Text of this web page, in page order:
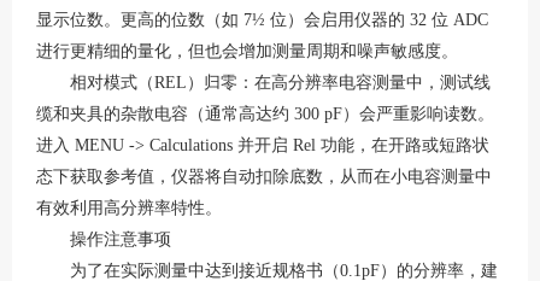
显示位数。更高的位数（如 7½ 位）会启用仪器的 32 位 ADC
进行更精细的量化，但也会增加测量周期和噪声敏感度。
相对模式（REL）归零 ：在高分辨率电容测量中，测试线
缆和夹具的杂散电容（通常高达约 300 pF）会严重影响读数。
进入 MENU -> Calculations 并开启 Rel 功能，在开路或短路状
态下获取参考值，仪器将自动扣除底数，从而在小电容测量中
有效利用高分辨率特性。
操作注意事项
为了在实际测量中达到接近规格书（0.1pF）的分辨率，建